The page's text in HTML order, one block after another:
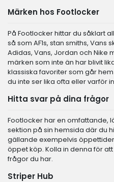
Märken hos Footlocker
På Footlocker hittar du såklart
så som AF1s, stan smiths, Vans
Adidas, Vans, Jordan och Nike
märken som inte än har blivit
klassiska favoriter som går
du inte ser lika ofta eller varför
Hitta svar på dina frågor
Footlocker har en omfattande,
sektion på sin hemsida där du
gällande exempelvis
öppet köp. Kolla in denna för
frågor du har.
Striper Hub